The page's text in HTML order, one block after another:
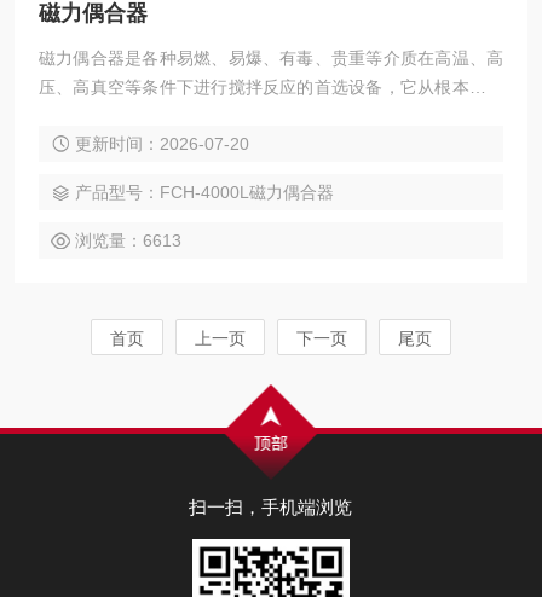
磁力偶合器
磁力偶合器是各种易燃、易爆、有毒、贵重等介质在高温、高
压、高真空等条件下进行搅拌反应的首选设备，它从根本上解
何泄漏和污染，使用寿命长、免维修
更新时间：2026-07-20
产品型号：FCH-4000L磁力偶合器
浏览量：6613
首页 上一页 下一页 尾页
扫一扫，手机端浏览